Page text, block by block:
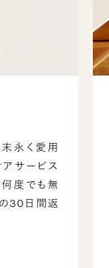
永く愛用
サービス
何度でも無
30日間返